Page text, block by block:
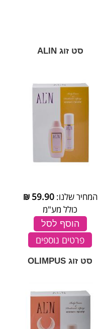
סט זוג ALIN
המחיר שלנו:59.90
₪
כולל מע"מ
הוסף לסל
פרטים נוספים
סט זוג OLIMPUS